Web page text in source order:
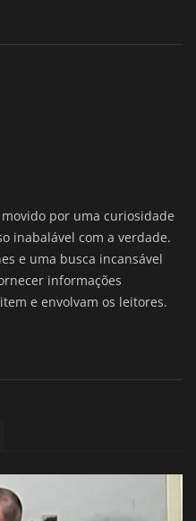
por uma curiosidade
inabalável com a verdade.
e uma busca incansável
informações
e envolvam os leitores.